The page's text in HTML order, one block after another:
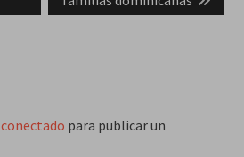
conectado para publicar un